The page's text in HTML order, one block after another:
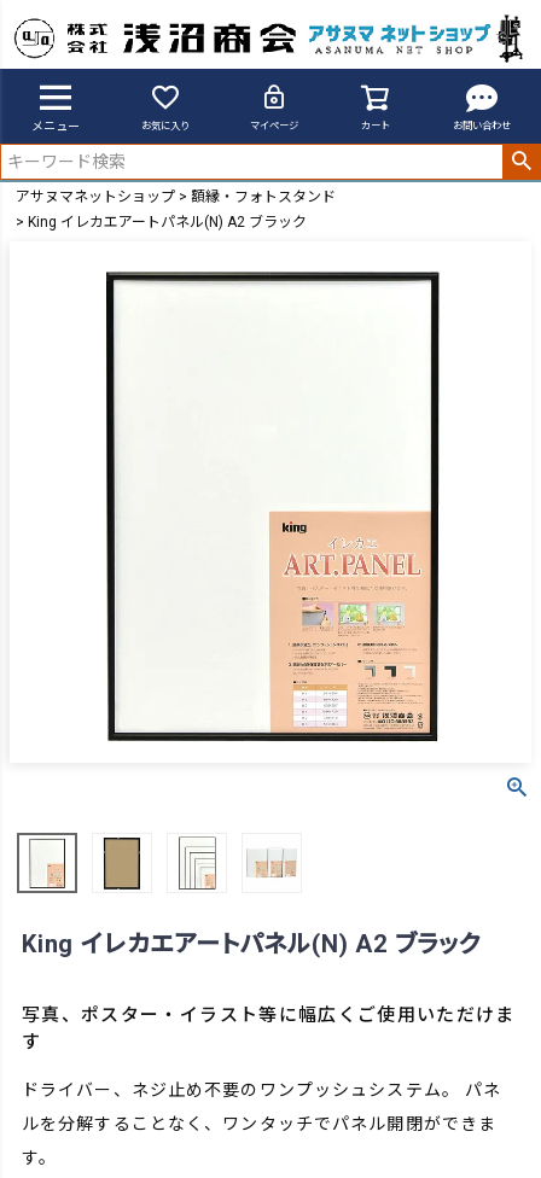
メニュー お気に入り マイページ カート お問い合わせ
アサヌマネットショップ
額縁・フォトスタンド
King イレカエアートパネル(N) A2 ブラック
King イレカエアートパネル(N) A2 ブラック
写真、ポスター・イラスト等に幅広くご使用いただけま
す
ドライバー、ネジ止め不要のワンプッシュシステム。 パネ
ルを分解することなく、ワンタッチでパネル開閉ができま
す。